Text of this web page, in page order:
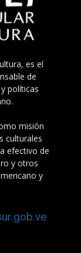
es el
de
políticas
misión
culturales
efectivo de
y otros
y